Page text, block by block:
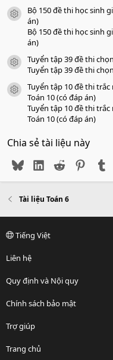
icon tài liệu
Bộ 150 đề thi học sinh
án)
Bộ 150 đề thi học sinh
án)
icon tài liệu
Tuyển tập 39 đề thi
Tuyển tập 39 đề thi
icon tài liệu
Tuyển tập 10 đề thi
Toán 10 (có đáp án)
Tuyển tập 10 đề thi
Toán 10 (có đáp án)
Chia sẻ tài liệu này
BlueskyLinkedIn
Reddit
Tài liệu Toán 6
Tiếng Việt
Liên hệ
Quy định và Nội quy
Chính sách bảo mật
Trợ giúp
Trang chủ